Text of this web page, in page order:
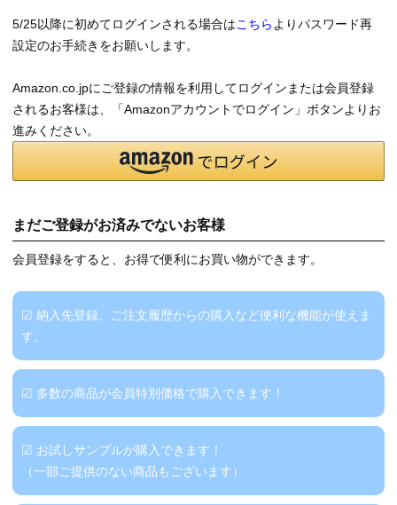
5/25以降に初めてログインされる場合はこちらよりパスワード再
設定のお手続きをお願いします。
Amazon.co.jpにご登録の情報を利用してログインまたは会員登録
されるお客様は、「Amazonアカウントでログイン」ボタンよりお
進みください。
まだご登録がお済みでないお客様
会員登録をすると、お得で便利にお買い物ができます。
☑ 納入先登録、ご注文履歴からの購入など便利な機能が使えま
す。
☑ 多数の商品が会員特別価格で購入できます！
☑ お試しサンプルが購入できます！
（一部ご提供のない商品もございます）